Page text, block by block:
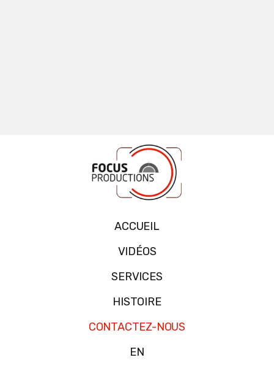
ACCUEIL
VIDÉOS
SERVICES
HISTOIRE
CONTACTEZ-NOUS
EN